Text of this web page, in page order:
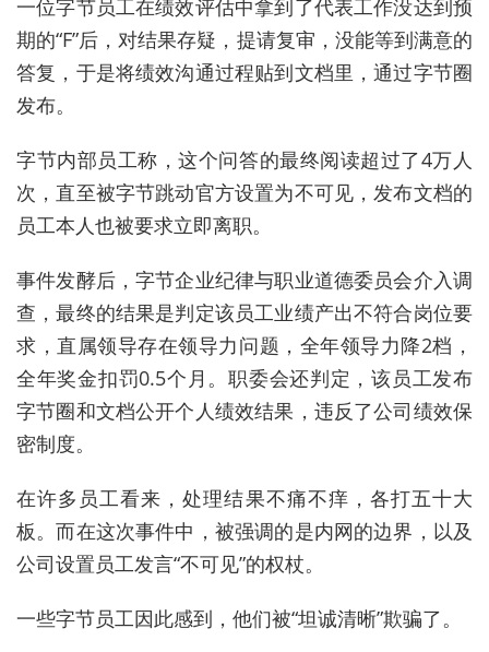
一位字节员工在绩效评估中拿到了代表工作没达到预
期的“F”后，对结果存疑，提请复审，没能等到满意的
答复，于是将绩效沟通过程贴到文档里，通过字节圈
发布。
字节内部员工称，这个问答的最终阅读超过了4万人
次，直至被字节跳动官方设置为不可见，发布文档的
员工本人也被要求立即离职。
事件发酵后，字节企业纪律与职业道德委员会介入调
查，最终的结果是判定该员工业绩产出不符合岗位要
求，直属领导存在领导力问题，全年领导力降2档，
全年奖金扣罚0.5个月。职委会还判定，该员工发布
字节圈和文档公开个人绩效结果，违反了公司绩效保
密制度。
在许多员工看来，处理结果不痛不痒，各打五十大
板。而在这次事件中，被强调的是内网的边界，以及
公司设置员工发言“不可见”的权杖。
一些字节员工因此感到，他们被“坦诚清晰”欺骗了。